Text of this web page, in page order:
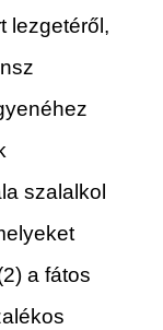
lezgetéről,
szalalkol
a fátos